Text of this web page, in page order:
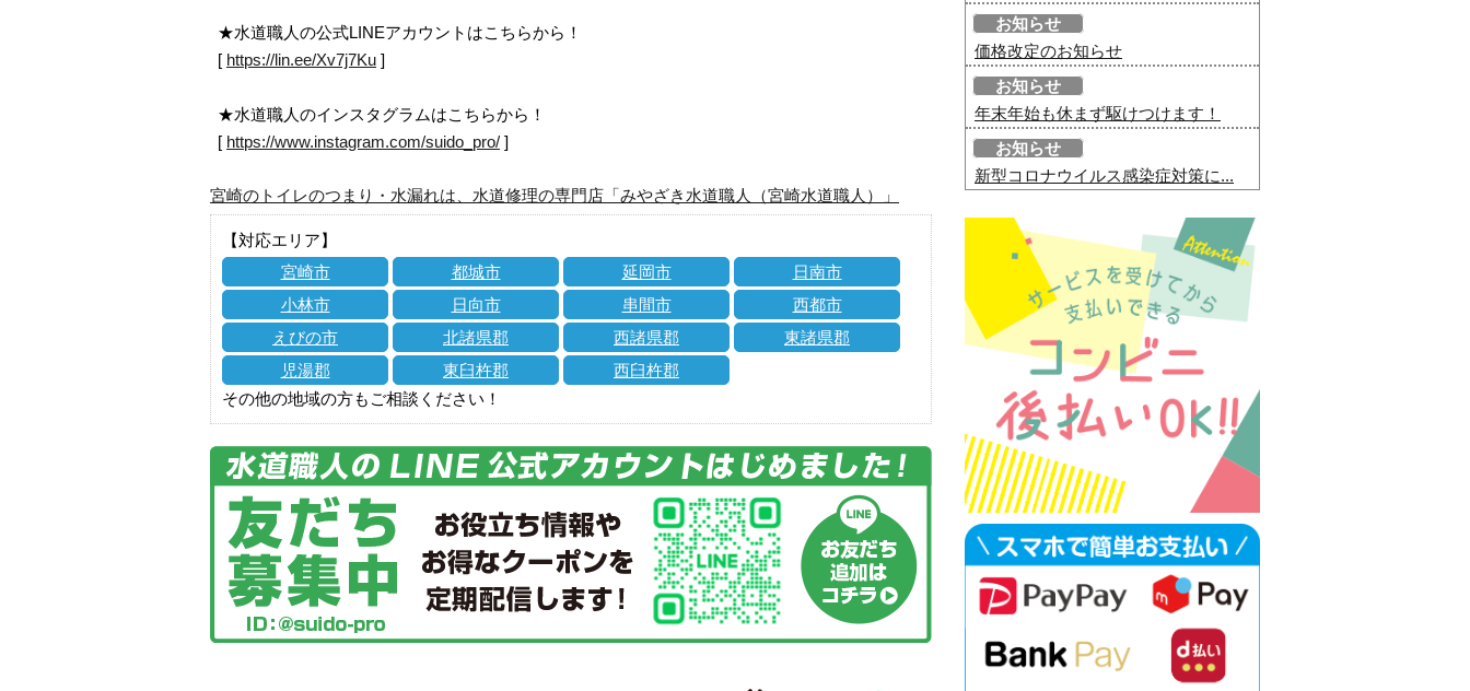
★水道職人の公式LINEアカウントはこちらから！
[ https://lin.ee/Xv7j7Ku ]
★水道職人のインスタグラムはこちらから！
[ https://www.instagram.com/suido_pro/ ]
宮崎のトイレのつまり・水漏れは、水道修理の専門店「みやざき水道職人（宮崎水道職人）」
【対応エリア】
宮崎市
都城市 延岡市
日南市
小林市
日向市 串間市
西都市
えびの市
北諸県郡 西諸県郡
東諸県郡
児湯郡
東臼杵郡
西臼杵郡
その他の地域の方もご相談ください！
お知らせ
価格改定のお知らせ
お知らせ
年末年始も休まず駆けつけます！
お知らせ
新型コロナウイルス感染症対策に...